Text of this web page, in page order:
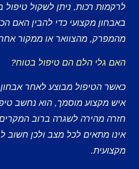
לרקמות רכות, ניתן לשקול טיפול
באבחון מקצועי כדי להבין האם
מהמפרק, מהצוואר או ממקור
האם גלי הלם הם טיפול בטוח?
כאשר הטיפול מבוצע לאחר אבחון
איש מקצוע מוסמך, הוא נחשב
חזרה מהירה לשגרה ברוב
אינו מתאים לכל מצב ולכן
מקצועית.